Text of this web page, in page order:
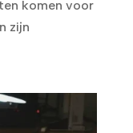
komen voor
zijn